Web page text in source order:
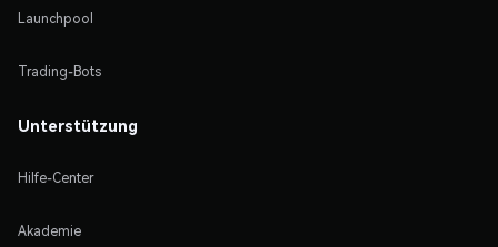
Launchpool
Trading-Bots
Unterstützung
Hilfe-Center
Akademie